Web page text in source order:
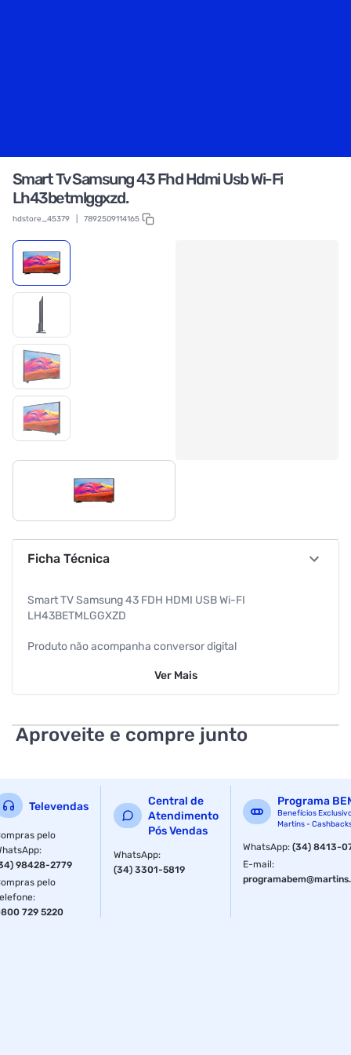
Smart Tv Samsung 43 Fhd Hdmi Usb Wi-Fi
Lh43betmlggxzd.
hdstore_45379 7892509114165
Ficha Técnica
Smart TV Samsung 43 FDH HDMI USB Wi-FI
LH43BETMLGGXZD
Produto não acompanha conversor digital
Brilho (Típico): 300nit
Angulo de Visão (HxV): 89:89
Operação: 8/7
Conexões:
2 x HDMI
Ver Mais
Aproveite e compre junto
Televendas
pelo
:
98428-2779
pelo
:
729 5220
Central de
Atendimento
Pós Vendas
WhatsApp:
(34) 3301-5819
Programa
Benefícios
Martins -
WhatsApp:(34) 8413-
E-mail: